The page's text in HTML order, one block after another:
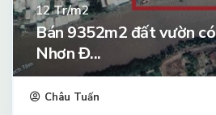
12Tr/m2
Bán 9352m2 đất vườn
Nhơn Đ...
Châu Tuấn